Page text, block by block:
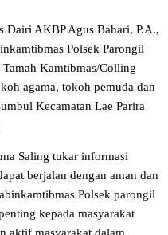
Dairi AKBP Agus Bahari, P.A.,
Polsek Parongil
Kamtibmas/Colling
agama, tokoh pemuda dan
Kecamatan Lae Parira
Saling tukar informasi
berjalan dengan aman dan
Polsek parongil
kepada masyarakat
aktif masyarakat dalam